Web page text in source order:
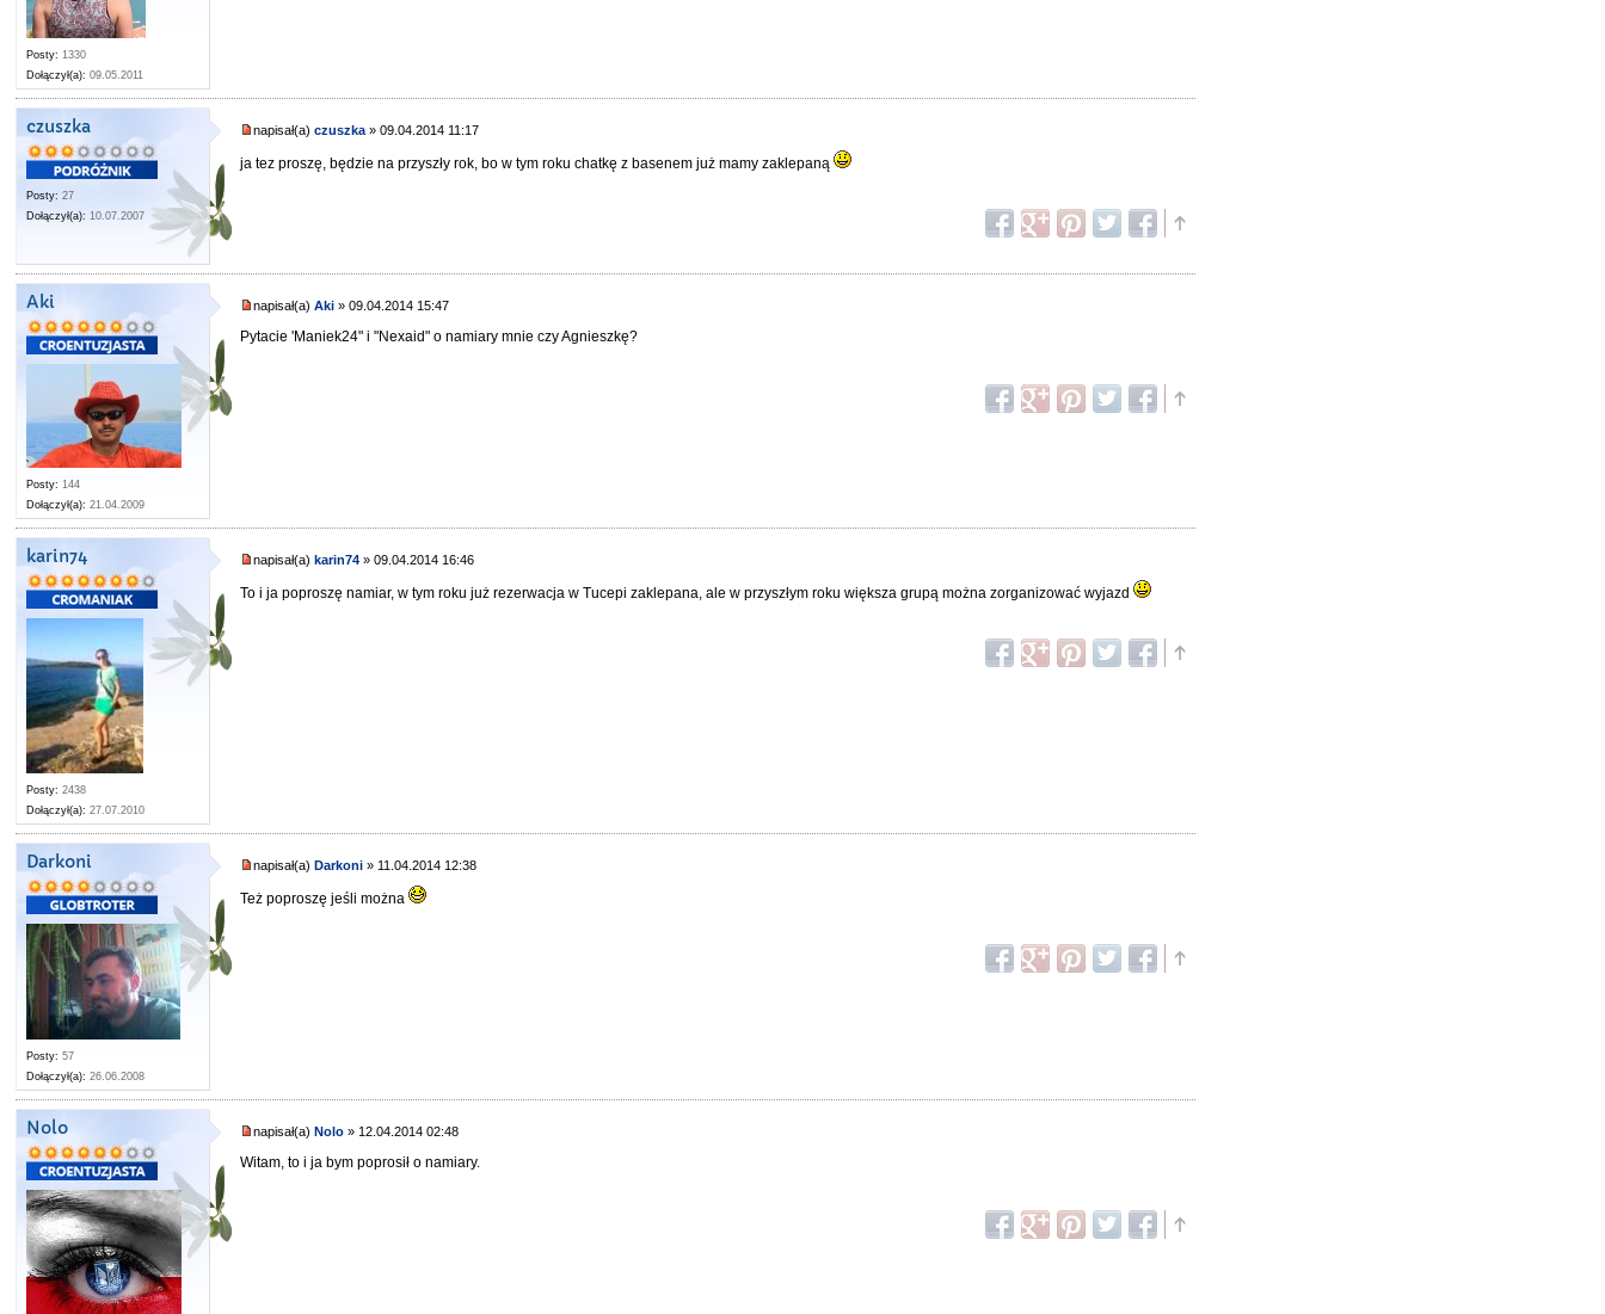
Posty: 1330
Dołączył(a): 09.05.2011
czuszka
Posty: 27
Dołączył(a): 10.07.2007
napisał(a)czuszka » 09.04.2014 11:17
ja tez proszę, będzie na przyszły rok, bo w tym roku chatkę z basenem już mamy zaklepaną
Aki
Posty: 144
Dołączył(a): 21.04.2009
napisał(a)Aki » 09.04.2014 15:47
Pytacie 'Maniek24" i "Nexaid" o namiary mnie czy Agnieszkę?
karin74
Posty: 2438
Dołączył(a): 27.07.2010
napisał(a)karin74 » 09.04.2014 16:46
To i ja poproszę namiar, w tym roku już rezerwacja w Tucepi zaklepana, ale w przyszłym roku większa grupą można zorganizować wyjazd
Darkoni
Posty: 57
Dołączył(a): 26.06.2008
napisał(a)Darkoni » 11.04.2014 12:38
Też poproszę jeśli można
Nolo napisał(a)Nolo » 12.04.2014 02:48
Witam, to i ja bym poprosił o namiary.